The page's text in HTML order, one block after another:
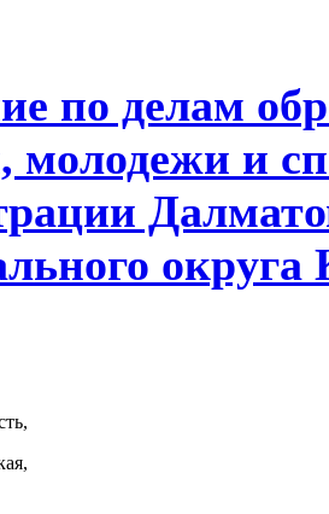
по делам
молодежи и
округа